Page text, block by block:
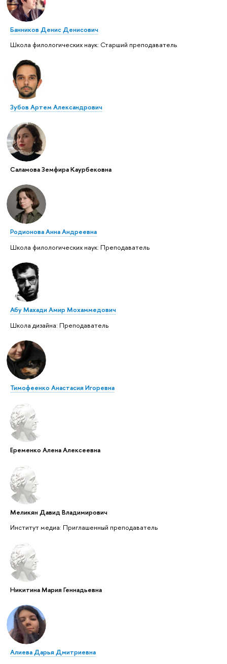
Банников Денис Денисович
Школа филологических наук: Старший преподаватель
Зубов Артем Александрович
Саламова Земфира Каурбековна
Родионова Анна Андреевна
Школа филологических наук: Преподаватель
Абу Махади Амир Мохаммедович
Школа дизайна: Преподаватель
Тимофеенко Анастасия Игоревна
Еременко Алена Алексеевна
Меликян Давид Владимирович
Институт медиа: Приглашенный преподаватель
Никитина Мария Геннадьевна
Алиева Дарья Дмитриевна